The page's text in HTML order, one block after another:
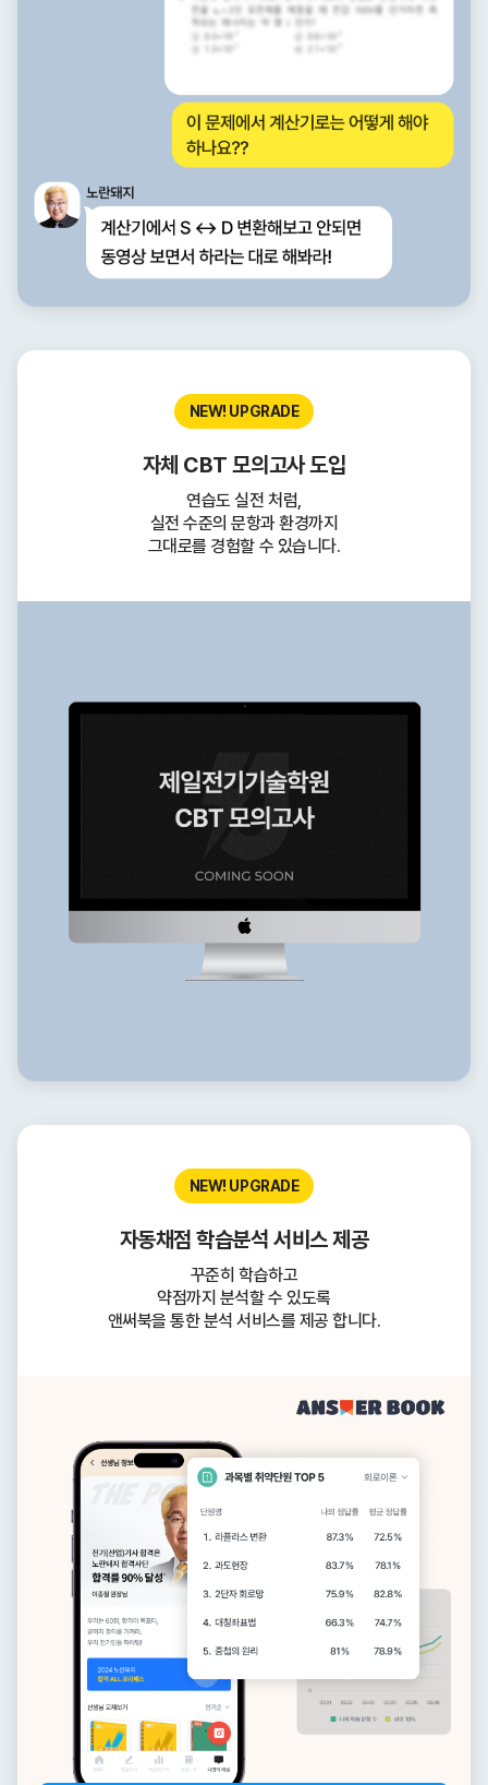
NEW! UPGRADE
자체 CBT 모의고사 도입
연습도 실전 처럼,
실전 수준의 문항과 환경까지
그대로를 경험할 수 있습니다.
NEW! UPGRADE
자동채점 학습분석 서비스 제공
꾸준히 학습하고
약점까지 분석할 수 있도록
앤써북을 통한 분석 서비스를 제공 합니다.